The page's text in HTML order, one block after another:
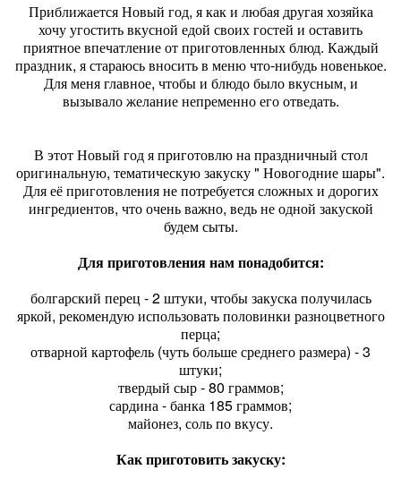
Приближается Новый год, я как и любая другая хозяйка
хочу угостить вкусной едой своих гостей и оставить
приятное впечатление от приготовленных блюд. Каждый
праздник, я стараюсь вносить в меню что-нибудь новенькое.
Для меня главное, чтобы и блюдо было вкусным, и
вызывало желание непременно его отведать.
В этот Новый год я приготовлю на праздничный стол
оригинальную, тематическую закуску " Новогодние шары".
Для её приготовления не потребуется сложных и дорогих
ингредиентов, что очень важно, ведь не одной закуской
будем сыты.
Для приготовления нам понадобится:
болгарский перец - 2 штуки, чтобы закуска получилась
яркой, рекомендую использовать половинки разноцветного
перца;
отварной картофель (чуть больше среднего размера) - 3
штуки;
твердый сыр - 80 граммов;
сардина - банка 185 граммов;
майонез, соль по вкусу.
Как приготовить закуску: